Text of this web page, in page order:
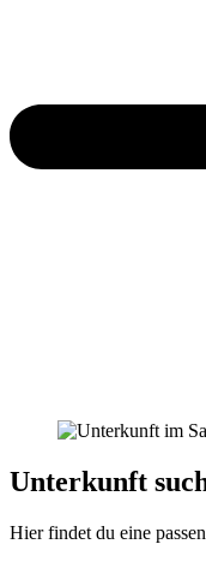
Unterkunft
Hier findet du eine